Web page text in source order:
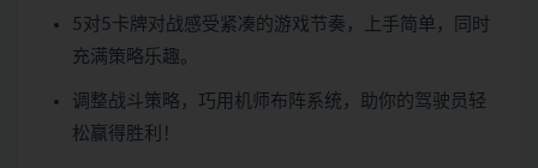
5对5卡牌对战感受紧凑的游戏节奏，上手简单，同时
充满策略乐趣。
调整战斗策略，巧用机师布阵系统，助你的驾驶员轻
松赢得胜利！